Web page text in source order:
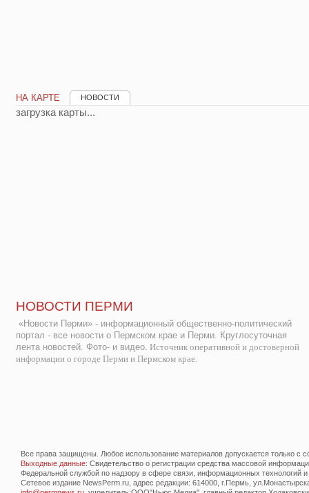
НА КАРТЕ НОВОСТИ
загрузка карты...
НОВОСТИ ПЕРМИ
«Новости Перми» - информационный общественно-политический
портал - все новости о Пермском крае и Перми. Круглосуточная
лента новостей. Фото- и видео. Источник оперативной и достоверной
информации о городе Перми и Пермском крае.
Все права защищены. Любое использование материалов допускается только с
Выходные данные: Свидетельство о регистрации средства массовой
Федеральной службой по надзору в сфере связи, информационных технологий
Сетевое издание NewsPerm.ru, адрес редакции: 614000, г.Пермь,